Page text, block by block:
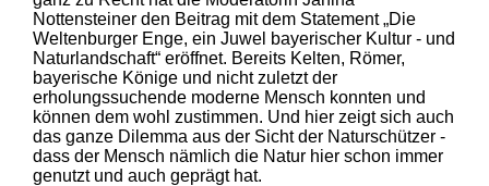
Nottensteiner den Beitrag mit dem Statement „Die
Weltenburger Enge, ein Juwel bayerischer Kultur - und
Naturlandschaft“ eröffnet. Bereits Kelten, Römer,
bayerische Könige und nicht zuletzt der
erholungssuchende moderne Mensch konnten und
können dem wohl zustimmen. Und hier zeigt sich auch
das ganze Dilemma aus der Sicht der Naturschützer -
dass der Mensch nämlich die Natur hier schon immer
genutzt und auch geprägt hat.